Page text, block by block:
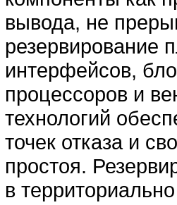
вывода, не
резервирование
интерфейсов,
процессоров и
технологий
точек отказа и
простоя.
в